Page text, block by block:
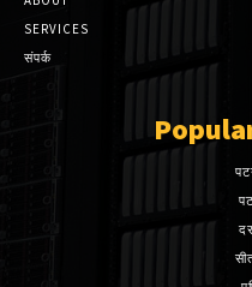
SERVICES
संपर्क